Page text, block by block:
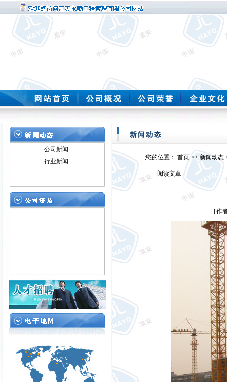
公司新闻
行业新闻
您的位置： 首页>>新闻动态
阅读文章
［作